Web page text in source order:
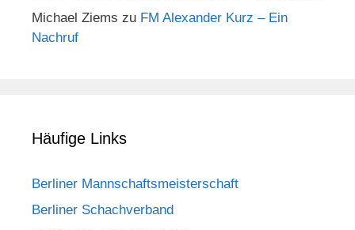
Michael Ziems zu FM Alexander Kurz – Ein
Nachruf
Häufige Links
Berliner Mannschaftsmeisterschaft
Berliner Schachverband